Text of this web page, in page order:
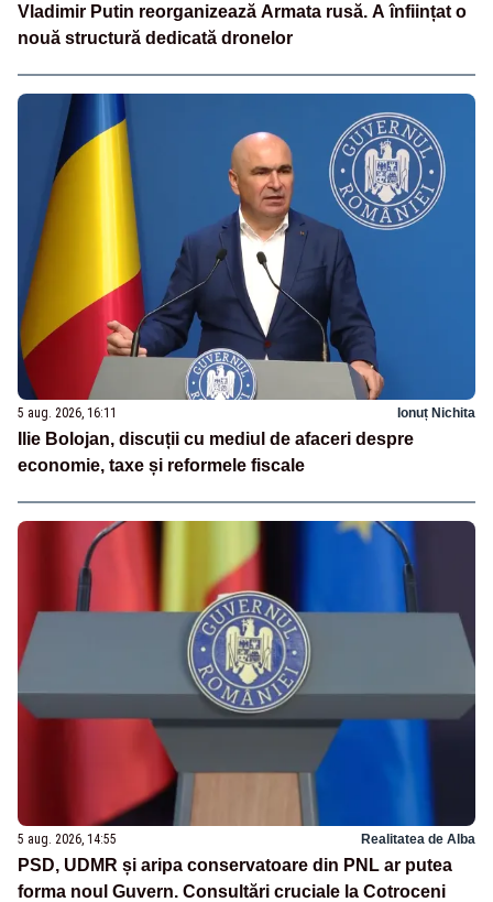
Vladimir Putin reorganizează Armata rusă. A înființat o
nouă structură dedicată dronelor
5 aug. 2026, 16:11 Ionuț Nichita
Ilie Bolojan, discuții cu mediul de afaceri despre
economie, taxe și reformele fiscale
5 aug. 2026, 14:55 Realitatea de Alba
PSD, UDMR și aripa conservatoare din PNL ar putea
forma noul Guvern. Consultări cruciale la Cotroceni